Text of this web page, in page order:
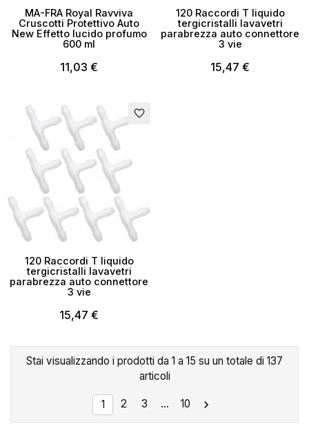
MA-FRA Royal Ravviva
Cruscotti Protettivo Auto
New Effetto lucido profumo
600 ml
11,03 €
120 Raccordi T liquido
tergicristalli lavavetri
parabrezza auto connettore
3 vie
15,47 €
favorite_border
120 Raccordi T liquido
tergicristalli lavavetri
parabrezza auto connettore
3 vie
15,47 €
Stai visualizzando i prodotti da 1 a 15 su un totale di 137
articoli
1 2 3 … 10 